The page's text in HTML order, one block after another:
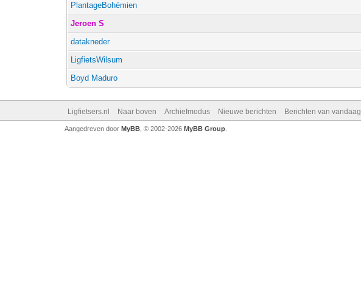
PlantageBohémien
Jeroen S
datakneder
LigfietsWilsum
Boyd Maduro
Ligfietsers.nl Naar boven Archiefmodus Nieuwe berichten Berichten van vandaag
Aangedreven door MyBB, © 2002-2026 MyBB Group.